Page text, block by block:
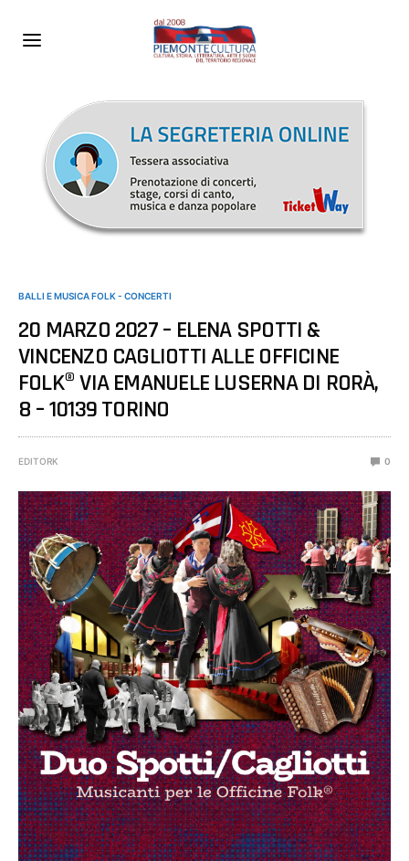
BALLI E MUSICA FOLK - CONCERTI
20 MARZO 2027 – ELENA SPOTTI &
VINCENZO CAGLIOTTI ALLE OFFICINE
FOLK® VIA EMANUELE LUSERNA DI RORÀ,
8 – 10139 TORINO
EDITORK 0